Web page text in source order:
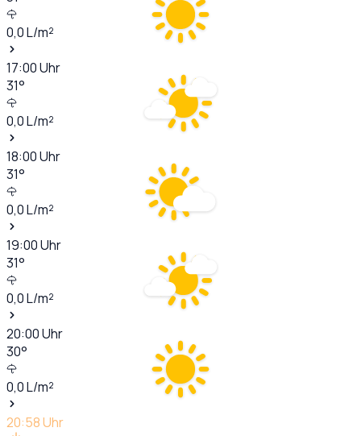
0,0L/m²
17:00Uhr
31°
0,0L/m²
18:00Uhr
31°
0,0L/m²
19:00Uhr
31°
0,0L/m²
20:00Uhr
30°
0,0L/m²
20:58Uhr